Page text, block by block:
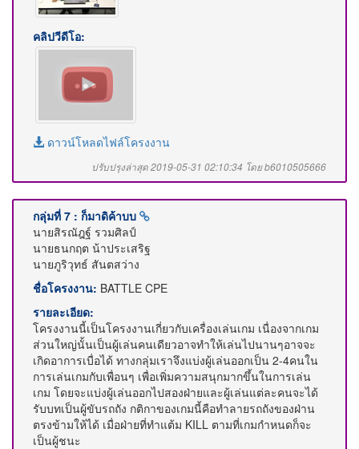
คลิปวีดีโอ:
ดาวน์โหลดไฟล์โครงงาน
ปรับปรุงล่าสุด 2019-05-31 02:10:34 โดย b6010505666
กลุ่มที่ 7 : ก็มาดิค้าบบ
นายสิรณัฎฐ์ รวมศิลป์
นายธนกฤต น้าประเสริฐ
นายภูริวุทธ์ สันตสว่าง
ชื่อโครงงาน: BATTLE CPE
รายละเอียด:
โครงงานนี้เป็นโครงงานเกี่ยวกับเครื่องเล่นเกม เนื่องจากเกม
ส่วนใหญ่นั้นเป็นผู้เล่นคนเดียวอาจทำให้เล่นไปนานๆอาจจะ
เกิดอาการเบื่อได้ ทางกลุ่มเราจึงแบ่งผู้เล่นออกเป็น 2-4คนใน
การเล่นเกมกับเพื่อนๆ เพื่อเพิ่มความสนุกมากขึ้นในการเล่น
เกม โดยจะแบ่งผู้เล่นออกไปสองฝ่ายและผู้เล่นแต่ละคนจะได้
รับบทเป็นผู้ขับรถถัง กติกาของเกมนี้คือทำลายรถถังของฝ่าน
ตรงข้ามให้ได้ เมื่อฝ่ายที่ทำแต้ม KILL ตามที่เกมกำหนดก็จะ
เป็นผู้ชนะ